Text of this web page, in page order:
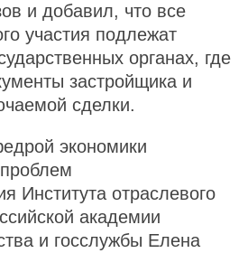
и добавил, что все
участия подлежат
органах, где
застройщика и
сделки.
экономики
Института отраслевого
академии
и госслужбы Елена